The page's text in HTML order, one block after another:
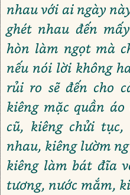
nhau với ai ngày
ghét nhau đến
hòn làm ngọt mà
nếu nói lời không
rủi ro sẽ đến cho
kiêng mặc quần
cũ, kiêng chửi
nhau, kiêng lườm
kiêng làm bát đĩa
tương, nước mắm,